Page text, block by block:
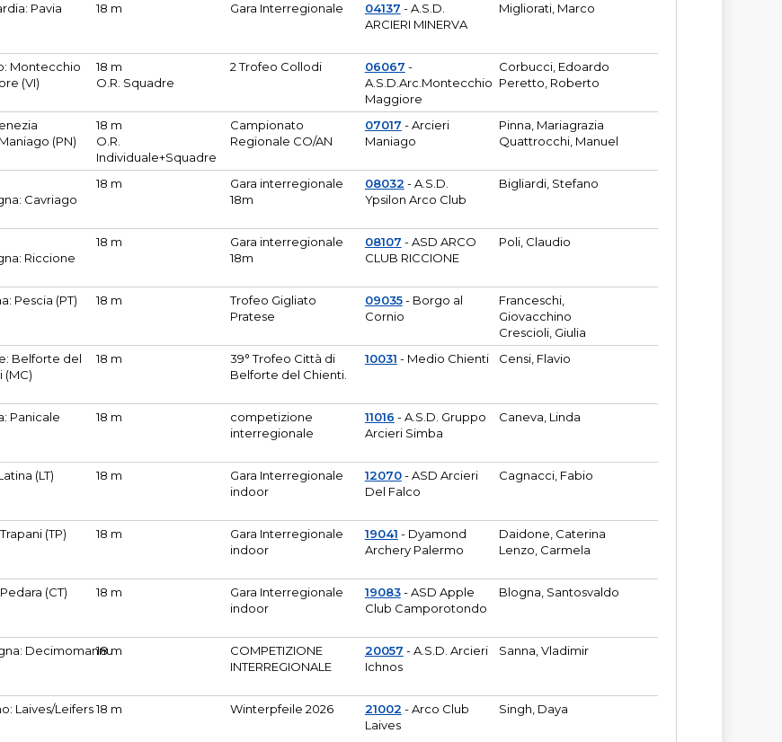
Pavia
18 m Gara Interregionale 04137 - A.S.D.
ARCIERI MINERVA
Migliorati, Marco
Montecchio
(VI)
18 m
O.R. Squadre
2 Trofeo Collodi 06067 -
A.S.D.Arc.Montecchio
Maggiore
Corbucci, Edoardo
Peretto, Roberto
(PN)
18 m
O.R.
Individuale+Squadre
Campionato
Regionale CO/AN
07017 - Arcieri
Maniago
Pinna, Mariagrazia
Quattrocchi, Manuel
Cavriago
18 m
Gara interregionale
18m
08032 - A.S.D.
Ypsilon Arco Club
Bigliardi, Stefano
Riccione
18 m
Gara interregionale
18m
08107 - ASD ARCO
CLUB RICCIONE
Poli, Claudio
Pescia (PT) 18 m
Trofeo Gigliato
Pratese
09035- Borgo al
Cornio
Franceschi,
Giovacchino
Crescioli, Giulia
Belforte del
(MC)
18 m
39° Trofeo Città di
Belforte del Chienti.
10031 - Medio Chienti Censi, Flavio
Panicale
18 m
competizione
interregionale
11016 - A.S.D. Gruppo
Arcieri Simba
Caneva, Linda
(LT) 18 m
Gara Interregionale
indoor
12070- ASD Arcieri
Del Falco
Cagnacci, Fabio
(TP) 18 m
Gara Interregionale
indoor
19041 - Dyamond
Archery Palermo
Daidone, Caterina
Lenzo, Carmela
(CT) 18 m
Gara Interregionale
indoor
19083- ASD Apple
Club Camporotondo
Blogna, Santosvaldo
Decimomannu
18 m
COMPETIZIONE
INTERREGIONALE
20057 - A.S.D. Arcieri
Ichnos
Sanna, Vladimir
Laives/Leifers18 m Winterpfeile 2026 21002 - Arco Club
Laives
Singh, Daya